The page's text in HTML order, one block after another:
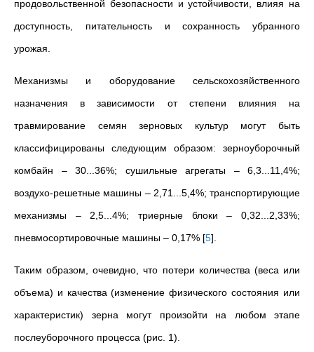
продовольственной безопасности и устойчивости, влияя на
доступность, питательность и сохранность убранного
урожая.
Механизмы и оборудование сельскохозяйственного
назначения в зависимости от степени влияния на
травмирование семян зерновых культур могут быть
классифицированы следующим образом: зерноуборочный
комбайн – 30...36%; сушильные агрегаты – 6,3...11,4%;
воздухо-решетные машины – 2,71...5,4%; транспортирующие
механизмы – 2,5...4%; триерные блоки – 0,32...2,33%;
пневмосортировочные машины – 0,17% [5]
Таким образом, очевидно, что потери количества (веса или
объема) и качества (изменение физического состояния или
характеристик) зерна могут произойти на любом этапе
послеуборочного процесса (рис. 1).